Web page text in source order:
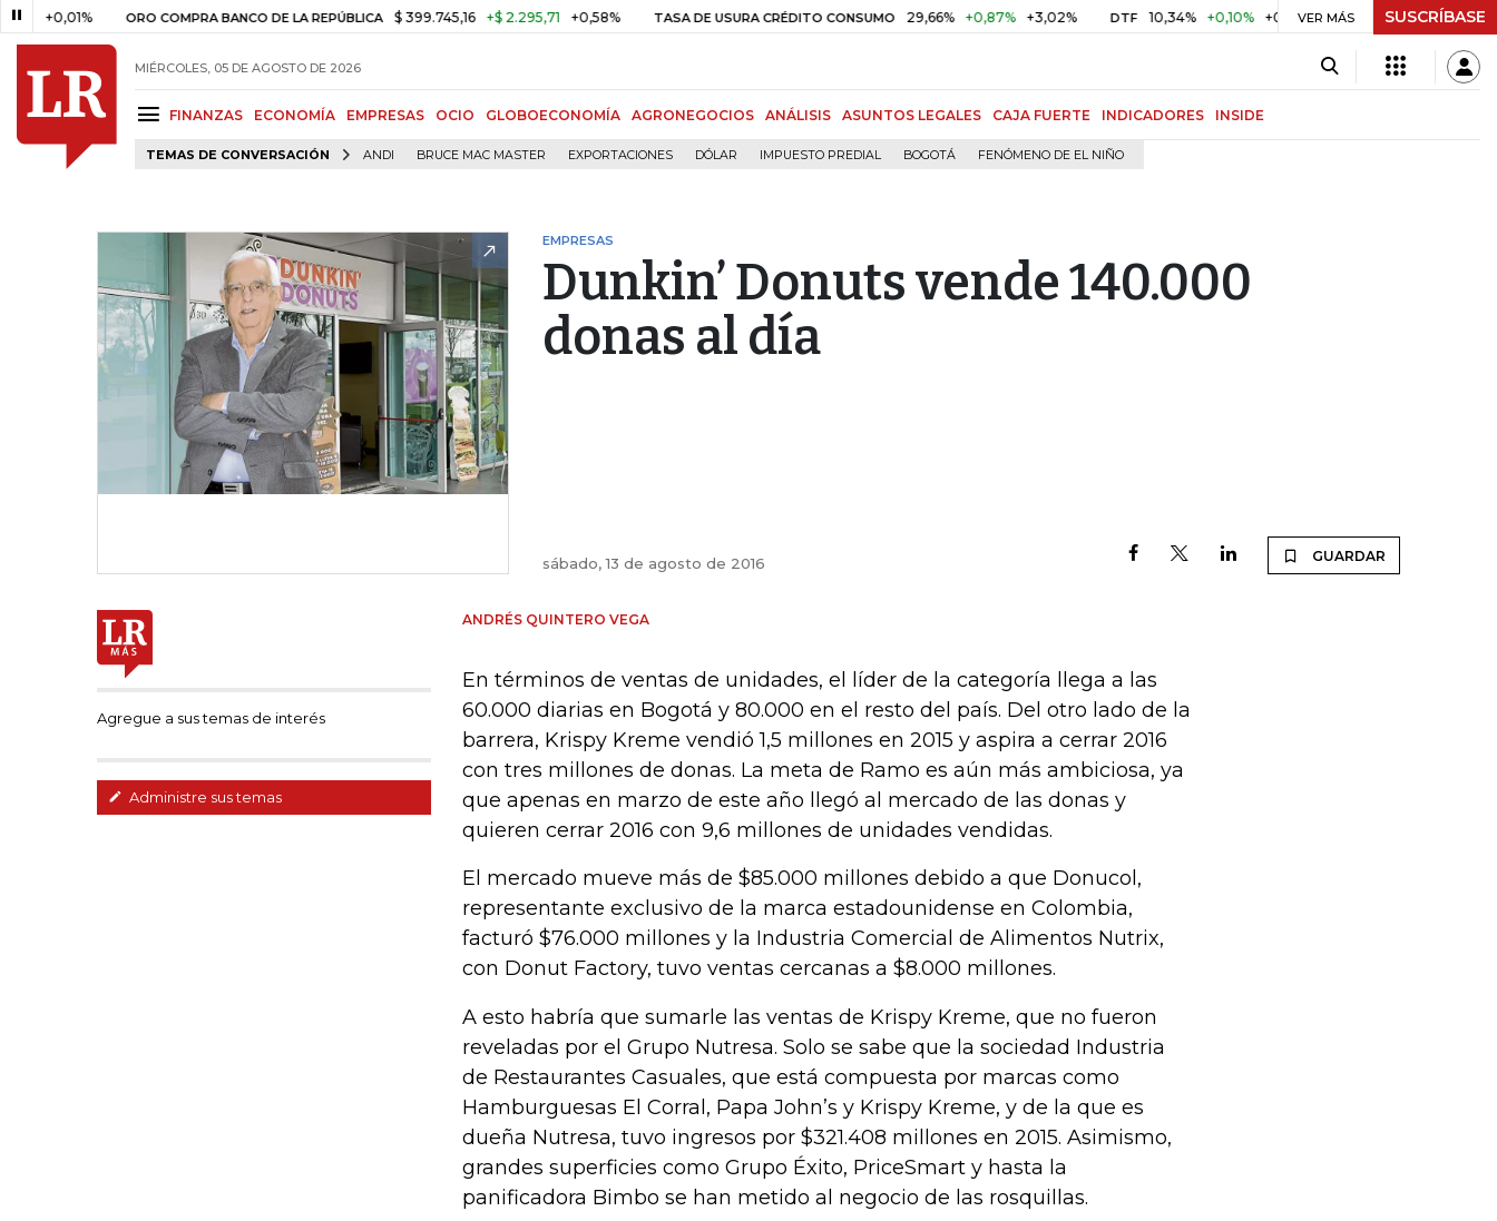
ORO COMPRA BANCO DE LA REPÚBLICA $ 399.745,16 +$ 2.295,71 +0,58% TASA DE USURA CRÉDITO CONSUMO 29,66% +0,87% +3,02% DTF 10,34% +0,10% +0,98% UVR $ 416,86 +$ 0,05
VER MÁS SUSCRÍBASE
MIÉRCOLES, 05 DE AGOSTO DE 2026
FINANZAS ECONOMÍA EMPRESAS OCIO GLOBOECONOMÍA AGRONEGOCIOS ANÁLISIS ASUNTOS LEGALES CAJA FUERTE INDICADORES INSIDE
TEMAS DE CONVERSACIÓN ANDI BRUCE MAC MASTER EXPORTACIONES DÓLAR IMPUESTO PREDIAL BOGOTÁ FENÓMENO DE EL NIÑO
EMPRESAS
Dunkin’ Donuts vende 140.000
donas al día
sábado, 13 de agosto de 2016 GUARDAR
Agregue a sus temas de interés
Administre sus temas
ANDRÉS QUINTERO VEGA
En términos de ventas de unidades, el líder de la categoría llega a las
60.000 diarias en Bogotá y 80.000 en el resto del país. Del otro lado de la
barrera, Krispy Kreme vendió 1,5 millones en 2015 y aspira a cerrar 2016
con tres millones de donas. La meta de Ramo es aún más ambiciosa, ya
que apenas en marzo de este año llegó al mercado de las donas y
quieren cerrar 2016 con 9,6 millones de unidades vendidas.
El mercado mueve más de $85.000 millones debido a que Donucol,
representante exclusivo de la marca estadounidense en Colombia,
facturó $76.000 millones y la Industria Comercial de Alimentos Nutrix,
con Donut Factory, tuvo ventas cercanas a $8.000 millones.
A esto habría que sumarle las ventas de Krispy Kreme, que no fueron
reveladas por el Grupo Nutresa. Solo se sabe que la sociedad Industria
de Restaurantes Casuales, que está compuesta por marcas como
Hamburguesas El Corral, Papa John’s y Krispy Kreme, y de la que es
dueña Nutresa, tuvo ingresos por $321.408 millones en 2015. Asimismo,
grandes superficies como Grupo Éxito, PriceSmart y hasta la
panificadora Bimbo se han metido al negocio de las rosquillas.